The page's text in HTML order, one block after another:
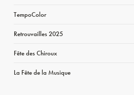
TempoColor
Retrouvailles 2025
Fête des Chiroux
La Fête de la Musique